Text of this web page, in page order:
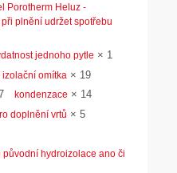
Porotherm Heluz -
plnění udržet spotřebu
jednoho pytle × 1
omítka × 19
kondenzace × 14
doplnění vrtů × 5
původní hydroizolace ano či